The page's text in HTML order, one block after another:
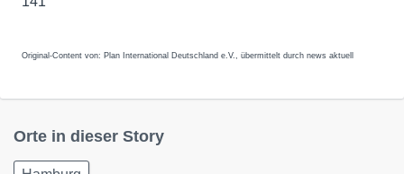
Original-Content von: Plan International Deutschland e.V., übermittelt durch news aktuell
Orte in dieser Story